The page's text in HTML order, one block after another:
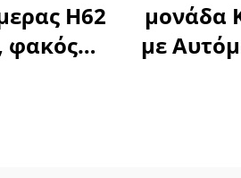
H62
φακός
μονάδα
με